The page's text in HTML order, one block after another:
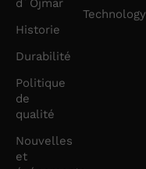
d´Ojmar
Historie
Durabilité
Politique
de
qualité
Nouvelles
et
Technology